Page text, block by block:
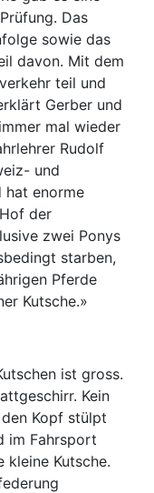
Das
sowie das
davon. Mit dem
teil und
Gerber und
mal wieder
Rudolf
und
hat enorme
der
zwei Ponys
starben,
Pferde
Kutsche.»
ist gross.
Kein
Kopf stülpt
im Fahrsport
kleine Kutsche.